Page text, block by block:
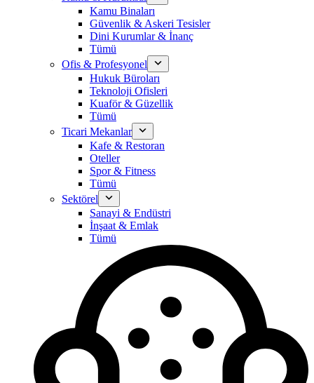
Kamu Binaları
Güvenlik & Askeri Tesisler
Dini Kurumlar & İnanç
Tümü
Ofis & Profesyonel
Hukuk Büroları
Teknoloji Ofisleri
Kuaför & Güzellik
Tümü
Ticari Mekanlar
Kafe & Restoran
Oteller
Spor & Fitness
Tümü
Sektörel
Sanayi & Endüstri
İnşaat & Emlak
Tümü